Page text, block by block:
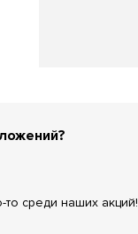
среди наших акций!